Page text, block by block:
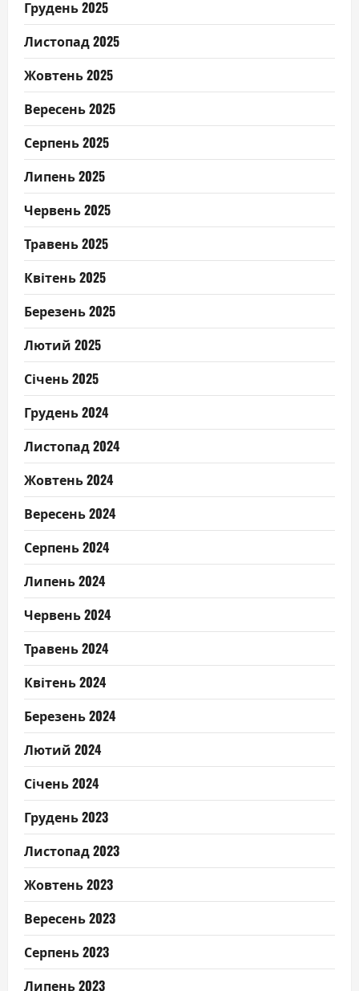
Грудень 2025
Листопад 2025
Жовтень 2025
Вересень 2025
Серпень 2025
Липень 2025
Червень 2025
Травень 2025
Квітень 2025
Березень 2025
Лютий 2025
Січень 2025
Грудень 2024
Листопад 2024
Жовтень 2024
Вересень 2024
Серпень 2024
Липень 2024
Червень 2024
Травень 2024
Квітень 2024
Березень 2024
Лютий 2024
Січень 2024
Грудень 2023
Листопад 2023
Жовтень 2023
Вересень 2023
Серпень 2023
Липень 2023